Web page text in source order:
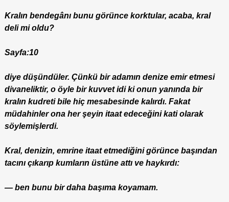
Kralın bendegânı bunu görünce korktular, acaba, kral
deli mi oldu?
Sayfa:10
diye düşündüler. Çünkü bir adamın denize emir etmesi
divaneliktir, o öyle bir kuvvet idi ki onun yanında bir
kralın kudreti bile hiç mesabesinde kalırdı. Fakat
müdahinler ona her şeyin itaat edeceğini kati olarak
söylemişlerdi.
Kral, denizin, emrine itaat etmediğini görünce başından
tacını çıkarıp kumların üstüne attı ve haykırdı:
— ben bunu bir daha başıma koyamam.